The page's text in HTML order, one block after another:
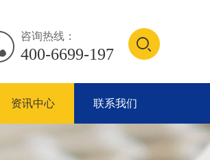
咨询热线：
400-6699-197
资讯中心 联系我们